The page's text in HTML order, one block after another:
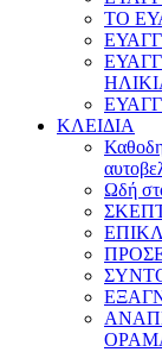
ΤΟ
ΚΛΕΙΔΙΑ
Ωδή